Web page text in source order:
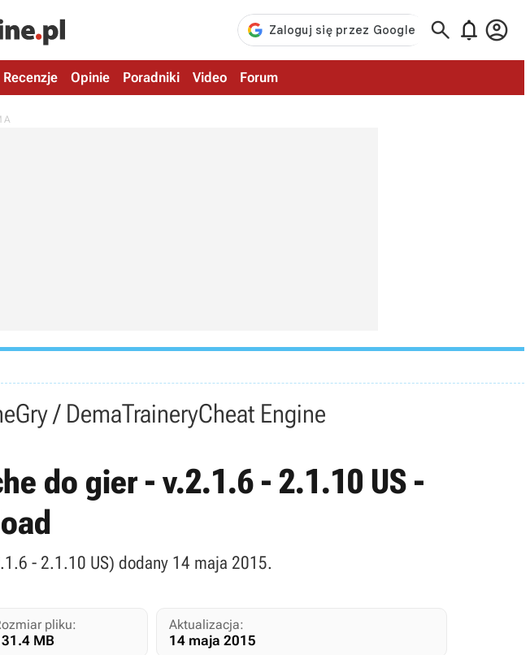
  
Recenzje Opinie Poradniki Video Forum
Gry / DemaTraineryCheat Engine
do gier - v.2.1.6 - 2.1.10 US -
- 2.1.10 US) dodany 14 maja 2015.
pliku:
MB
Aktualizacja:
14 maja 2015